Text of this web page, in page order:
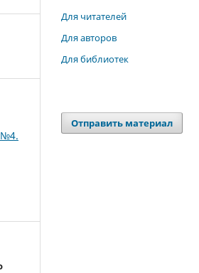
№4.
Для читателей
Для авторов
Для библиотек
Отправить материал